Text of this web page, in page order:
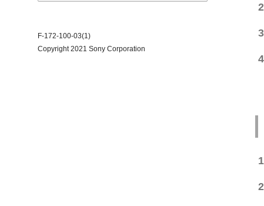
F-172-100-03(1)
Copyright 2021 Sony Corporation